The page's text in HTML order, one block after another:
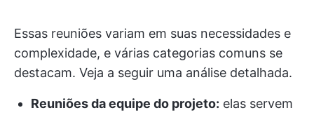
Essas reuniões variam em suas necessidades e
complexidade, e várias categorias comuns se
destacam. Veja a seguir uma análise detalhada.
Reuniões da equipe do projeto: elas servem